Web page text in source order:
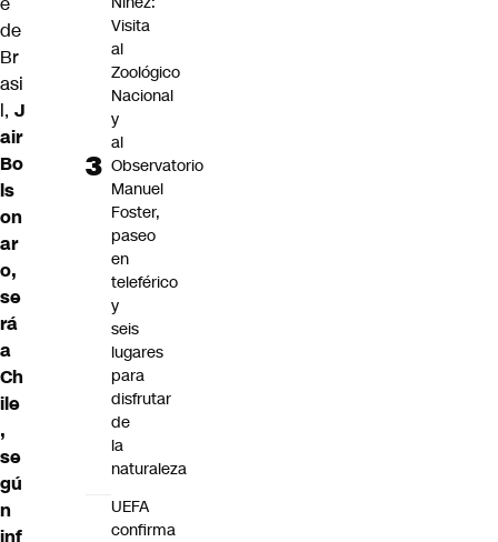
de
Br
asi
l, J
air
Bo
ls
on
ar
o,
se
rá
a
Ch
ile
,
se
gú
n
Visita
al
Zoológico
Nacional
y
al
Observatorio
Manuel
Foster,
paseo
en
teleférico
y
seis
lugares
para
disfrutar
de
la
naturaleza
UEFA
confirma